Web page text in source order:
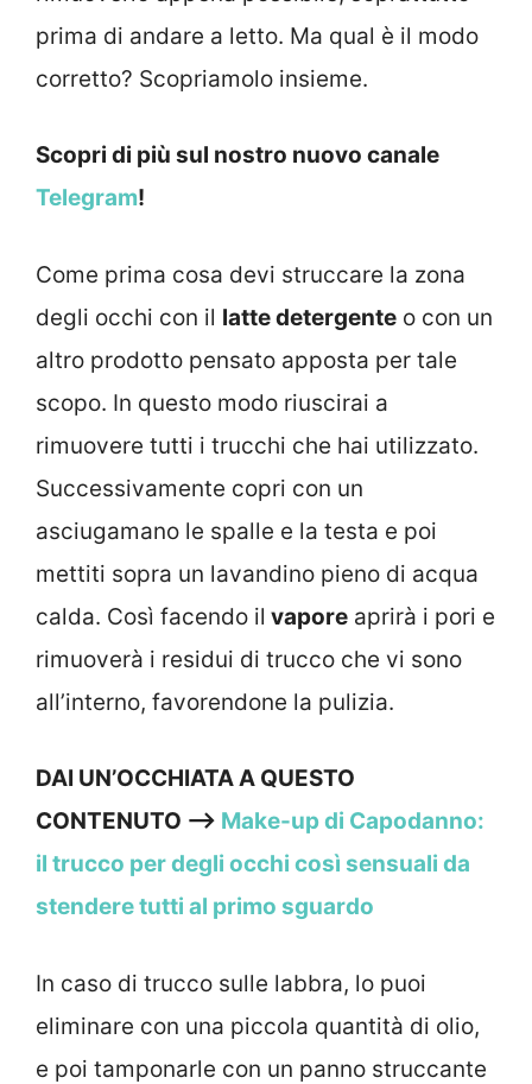
prima di andare a letto. Ma qual è il modo
corretto? Scopriamolo insieme.
Scopri di più sul nostro nuovo canale
Telegram!
Come prima cosa devi struccare la zona
degli occhi con il latte detergente o con un
altro prodotto pensato apposta per tale
scopo. In questo modo riuscirai a
rimuovere tutti i trucchi che hai utilizzato.
Successivamente copri con un
asciugamano le spalle e la testa e poi
mettiti sopra un lavandino pieno di acqua
calda. Così facendo il vapore aprirà i pori e
rimuoverà i residui di trucco che vi sono
all’interno, favorendone la pulizia.
DAI UN’OCCHIATA A QUESTO
CONTENUTO —> Make-up di Capodanno:
il trucco per degli occhi così sensuali da
stendere tutti al primo sguardo
In caso di trucco sulle labbra, lo puoi
eliminare con una piccola quantità di olio,
e poi tamponarle con un panno struccante